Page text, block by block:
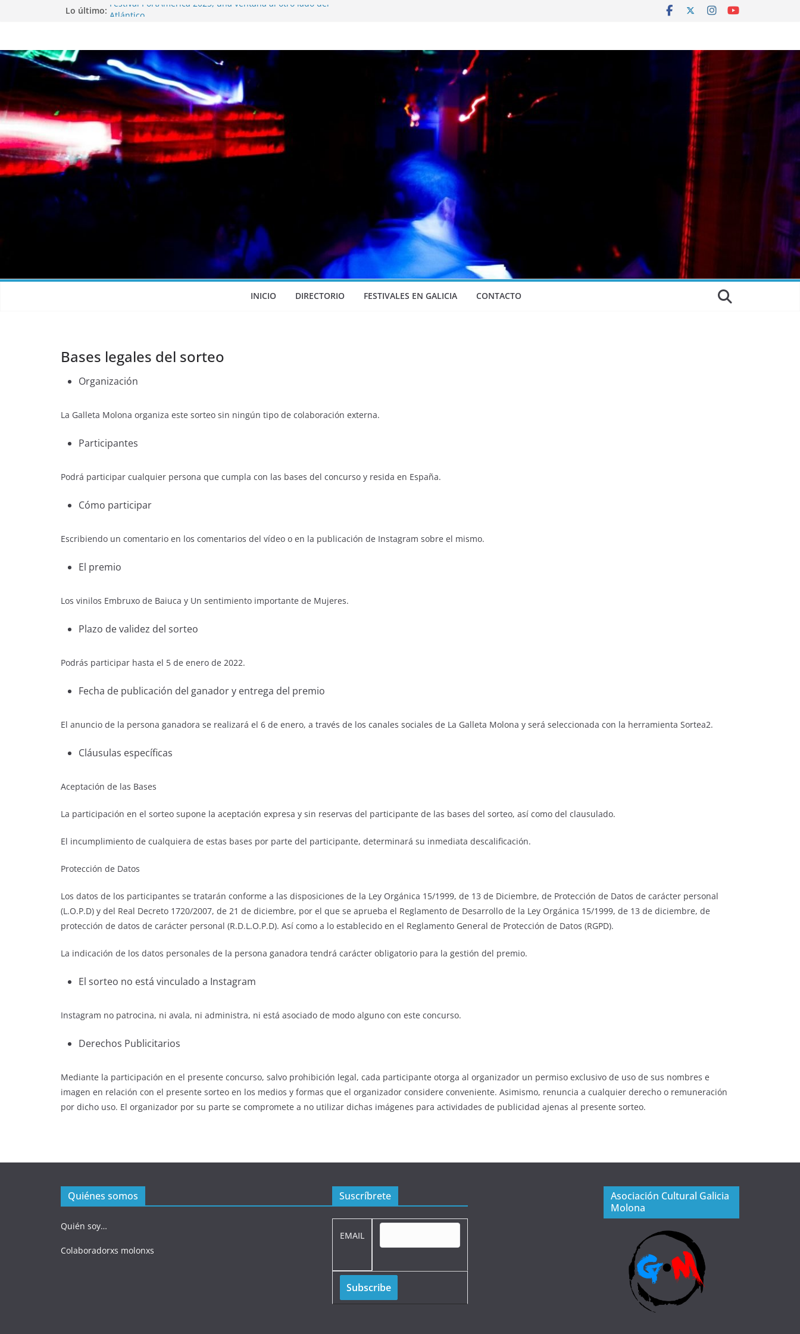
Lo último: Festival PortAmérica 2025, una ventana al otro lado del
Entrevista a MICHEL de Solofolar, EME-SX, Sofar Sounds A
Coruña…
Entrevista a RUMIA
Entrevista a mariagrep
INICIO DIRECTORIO FESTIVALES EN GALICIA CONTACTO
Bases legales del sorteo
Organización
La Galleta Molona organiza este sorteo sin ningún tipo de colaboración externa.
Participantes
Podrá participar cualquier persona que cumpla con las bases del concurso y resida en España.
Cómo participar
Escribiendo un comentario en los comentarios del vídeo o en la publicación de Instagram sobre el mismo.
El premio
Los vinilos Embruxo de Baiuca y Un sentimiento importante de Mujeres.
Plazo de validez del sorteo
Podrás participar hasta el 5 de enero de 2022.
Fecha de publicación del ganador y entrega del premio
El anuncio de la persona ganadora se realizará el 6 de enero, a través de los canales sociales de La Galleta Molona y será seleccionada con la herramienta Sortea2.
Cláusulas específicas
Aceptación de las Bases
La participación en el sorteo supone la aceptación expresa y sin reservas del participante de las bases del sorteo, así como del clausulado.
El incumplimiento de cualquiera de estas bases por parte del participante, determinará su inmediata descalificación.
Protección de Datos
Los datos de los participantes se tratarán conforme a las disposiciones de la Ley Orgánica 15/1999, de 13 de Diciembre, de Protección de Datos de carácter personal
(L.O.P.D) y del Real Decreto 1720/2007, de 21 de diciembre, por el que se aprueba el Reglamento de Desarrollo de la Ley Orgánica 15/1999, de 13 de diciembre, de
protección de datos de carácter personal (R.D.L.O.P.D). Así como a lo establecido en el Reglamento General de Protección de Datos (RGPD).
La indicación de los datos personales de la persona ganadora tendrá carácter obligatorio para la gestión del premio.
El sorteo no está vinculado a Instagram
Instagram no patrocina, ni avala, ni administra, ni está asociado de modo alguno con este concurso.
Derechos Publicitarios
Mediante la participación en el presente concurso, salvo prohibición legal, cada participante otorga al organizador un permiso exclusivo de uso de sus nombres e
imagen en relación con el presente sorteo en los medios y formas que el organizador considere conveniente. Asimismo, renuncia a cualquier derecho o remuneración
por dicho uso. El organizador por su parte se compromete a no utilizar dichas imágenes para actividades de publicidad ajenas al presente sorteo.
Quiénes somos
Quién soy…
Colaboradorxs molonxs
Suscríbrete
EMAIL
Asociación Cultural Galicia
Molona